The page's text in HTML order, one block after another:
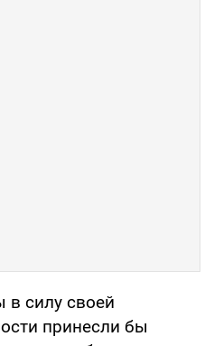
силу своей
принесли бы